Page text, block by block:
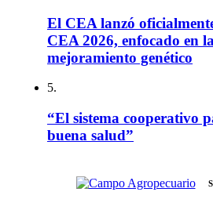
El CEA lanzó
CEA 2026, enfocado en
mejoramiento genético
5.
“El sistema cooperativo
buena salud”